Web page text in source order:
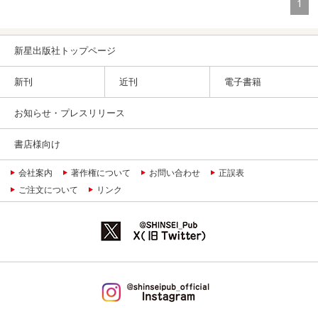
1
新星出版社トップページ
新刊 近刊 電子書籍
お知らせ・プレスリリース
書店様向け
会社案内 著作権について お問い合わせ
正誤表
ご注文について
リンク